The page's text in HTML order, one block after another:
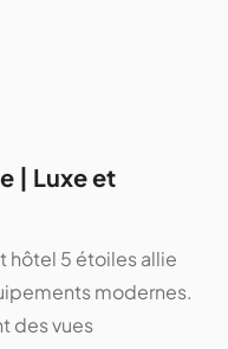
| Luxe et
hôtel 5 étoiles allie
modernes.
des vues